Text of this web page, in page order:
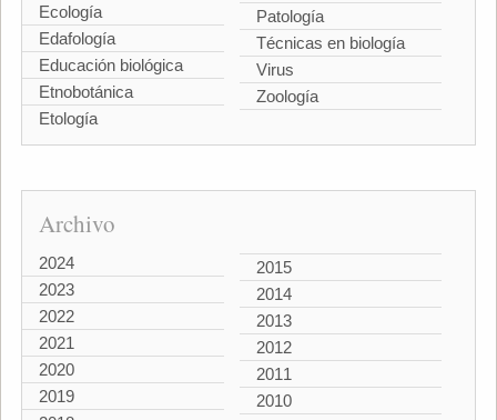
Ecología
Edafología
Educación biológica
Etnobotánica
Etología
Patología
Técnicas en biología
Virus
Zoología
Archivo
2024
2023
2022
2021
2020
2019
2015
2014
2013
2012
2011
2010